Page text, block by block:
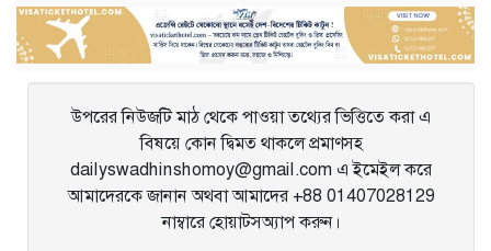
navigation
উপরের নিউজটি মাঠ থেকে পাওয়া তথ্যের ভিত্তিতে করা এ
বিষয়ে কোন দ্বিমত থাকলে প্রমাণসহ
dailyswadhinshomoy@gmail.com এ ইমেইল করে
আমাদেরকে জানান অথবা আমাদের +88 01407028129
নাম্বারে হোয়াটসঅ্যাপ করুন।